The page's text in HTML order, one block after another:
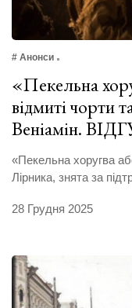
# Анонси
«Пекельна
відмиті чорти
Веніамін.
«Пекельна хоругва
Лірника, знята за
28 Грудня 2025